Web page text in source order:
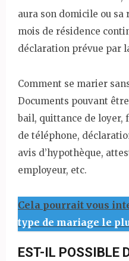
aura son domicile ou sa
mois de résidence
déclaration prévue par
Comment se marier
Documents pouvant
bail, quittance de loyer,
de téléphone,
avis d’hypothèque,
employeur, etc.
Cela pourrait vous
type de mariage le
EST-IL POSSIBLE